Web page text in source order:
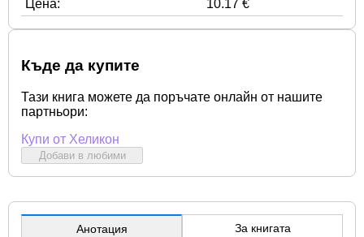
Цена:
10.17 €
Къде да купите
Тази книга можете да поръчате онлайн от нашите
партньори:
Купи от Хеликон
Добави в любими
Анотация За книгата